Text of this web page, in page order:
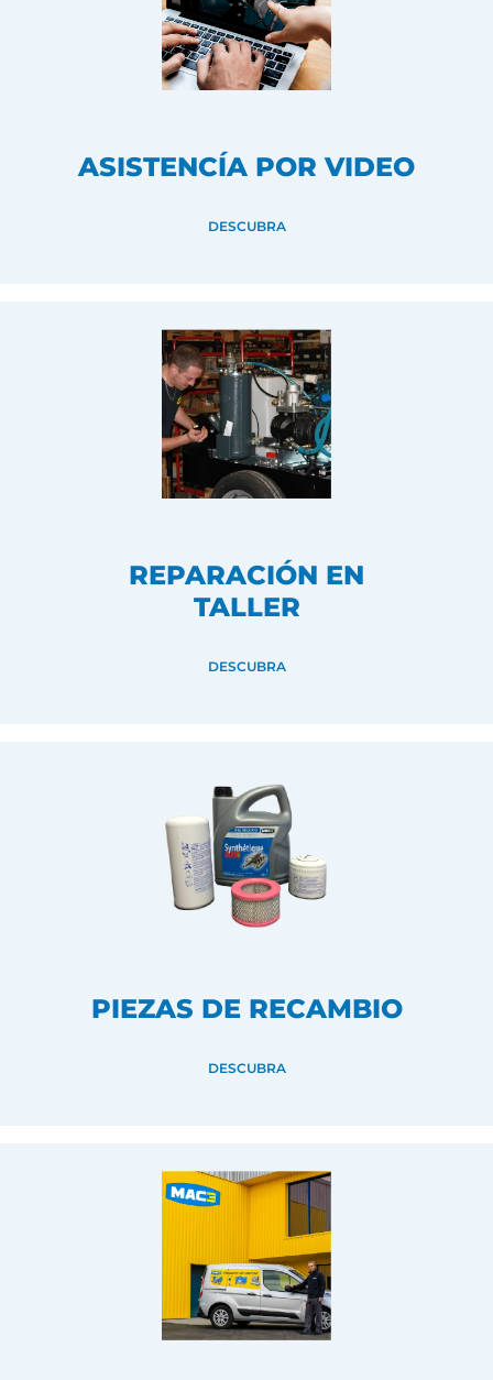
ASISTENCÍA POR VIDEO
DESCUBRA
REPARACIÓN EN
TALLER
DESCUBRA
PIEZAS DE RECAMBIO
DESCUBRA